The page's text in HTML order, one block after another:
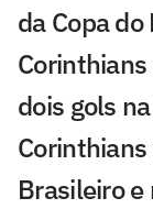
da Copa
dois gols
Brasileiro